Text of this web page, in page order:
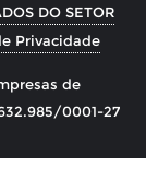
DO SETOR
Privacidade
de
0001-27